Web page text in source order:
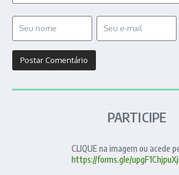
PARTICIPE
CLIQUE na imagem ou acede
https://forms.gle/